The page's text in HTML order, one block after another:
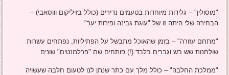
"מוסולין" – גלידות מיוחדות בטעמים נדירים (כולל בזיליקום וווסאבי) –
הבחירה שלי היתה זו של "עוגת גבינה ופירות יער".
"מתחם עזורה" – בזמן שהאוכל מתבשל על הפתיליות, נפתחים עשרות
שולחנות שש בש וגברים בלבד (!) פותחים שם "פרלמנטים" שונים.
"ממלכת החלבה" – כולל מלך עם כתר שנתן לנו לטעום חלבה שעשויה